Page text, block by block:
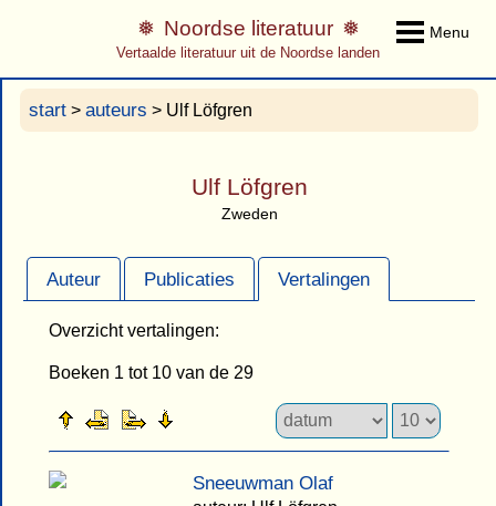
Menu
Noordse literatuur
Vertaalde literatuur uit de Noordse landen
start > auteurs > Ulf Löfgren
Ulf Löfgren
Zweden
Auteur Publicaties Vertalingen
Overzicht vertalingen:
Boeken 1 tot 10 van de 29
Sneeuwman Olaf